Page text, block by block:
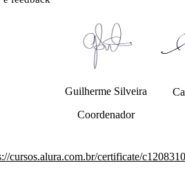
Guilherme Silveira
Coordenador
cursos.alura.com.br/certificate/